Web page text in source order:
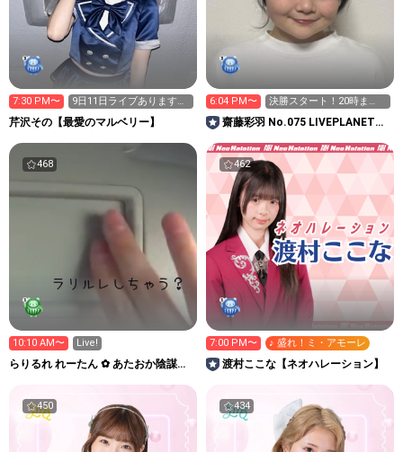
7:30 PM〜
9日11日ライブあります！
待ってるね♡
芹沢その【最愛のマルベリー】
6:04 PM〜
決勝スタート！20時ま
で！
齋藤彩羽 No.075 LIVEPLANET新
468
10:10 AM〜 Live!
らりるれ れーたん ✿ あたおか陰謀論
462
7:00 PM〜 ♪ 盛れ！ミ・アモーレ
渡村ここな【ネオハレーション】
450 434